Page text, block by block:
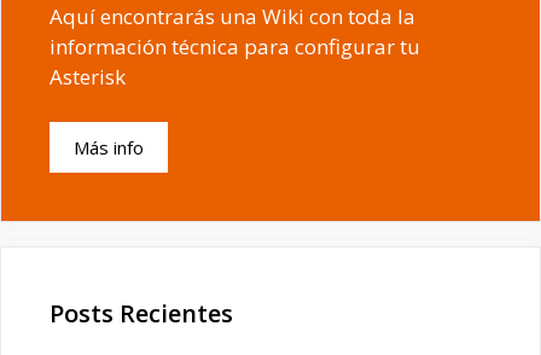
Aquí encontrarás una Wiki con toda la
información técnica para configurar tu
Asterisk
Más info
Posts Recientes